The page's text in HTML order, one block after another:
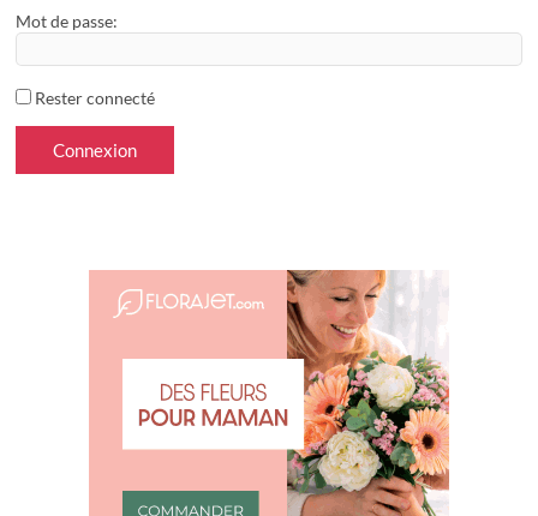
Mot de passe:
Rester connecté
Connexion